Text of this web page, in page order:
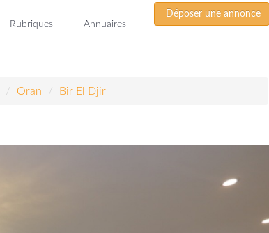
Rubriques Annuaires
Déposer une annonce
Oran Bir El Djir